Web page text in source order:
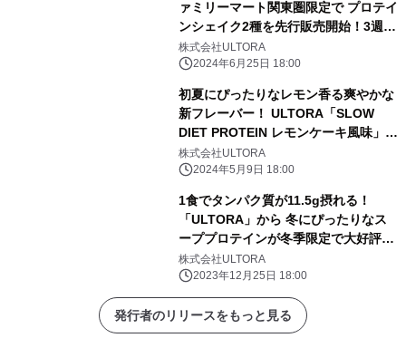
ァミリーマート関東圏限定で プロテイ
ンシェイク2種を先行販売開始！3週間
で15万本突破
株式会社ULTORA
2024年6月25日 18:00
初夏にぴったりなレモン香る爽やかな
新フレーバー！ ULTORA「SLOW
DIET PROTEIN レモンケーキ風味」が
発売！
株式会社ULTORA
2024年5月9日 18:00
1食でタンパク質が11.5g摂れる！
「ULTORA」から 冬にぴったりなス
ーププロテインが冬季限定で大好評発
売中！
株式会社ULTORA
2023年12月25日 18:00
発行者のリリースをもっと見る